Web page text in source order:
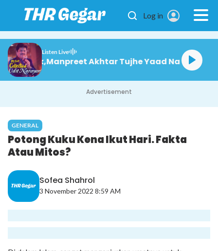
Log in
Listen Live
Yagnik,Manpreet Akhtar Tujhe Yaad Na
Advertisement
GENERAL
Potong Kuku Kena Ikut Hari. Fakta
Atau Mitos?
Sofea Shahrol
3 November 2022 8:59 AM